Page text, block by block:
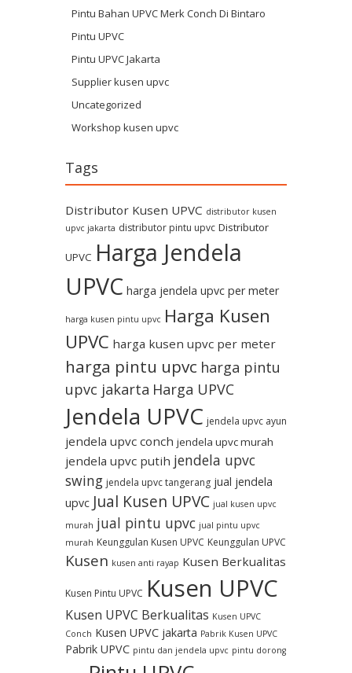
Pintu Bahan UPVC Merk Conch Di Bintaro
Pintu UPVC
Pintu UPVC Jakarta
Supplier kusen upvc
Uncategorized
Workshop kusen upvc
Tags
Distributor Kusen UPVC distributor kusen
upvc jakarta distributor pintu upvc Distributor
UPVC Harga Jendela
UPVC harga jendela upvc per meter
harga kusen pintu upvc Harga Kusen
UPVC harga kusen upvc per meter
harga pintu upvc harga pintu
upvc jakarta Harga UPVC
Jendela UPVC jendela upvc ayun
jendela upvc conch jendela upvc murah
jendela upvc putih jendela upvc
swing jendela upvc tangerang jual jendela
upvc Jual Kusen UPVC jual kusen upvc
murah jual pintu upvc jual pintu upvc
murah Keunggulan Kusen UPVC Keunggulan UPVC
Kusen kusen anti rayap Kusen Berkualitas
Kusen Pintu UPVC Kusen UPVC
Kusen UPVC Berkualitas Kusen UPVC
Conch Kusen UPVC jakarta Pabrik Kusen UPVC
Pabrik UPVC pintu dan jendela upvc pintu dorong